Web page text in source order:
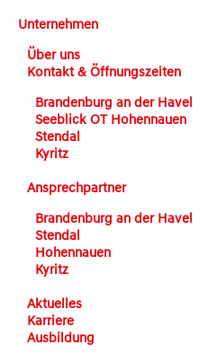
Unternehmen
Über uns
Kontakt & Öffnungszeiten
Brandenburg an der Havel
Seeblick OT Hohennauen
Stendal
Kyritz
Ansprechpartner
Brandenburg an der Havel
Stendal
Hohennauen
Kyritz
Aktuelles
Karriere
Ausbildung